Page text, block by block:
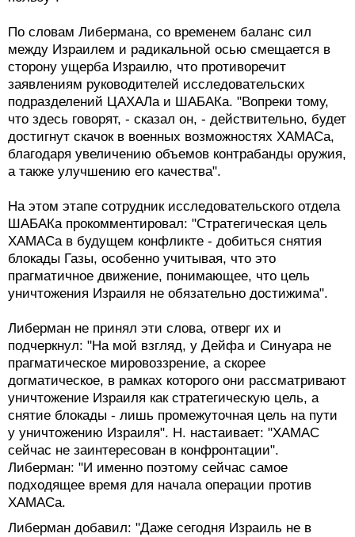
По словам Либермана, со временем баланс сил
между Израилем и радикальной осью смещается в
сторону ущерба Израилю, что противоречит
заявлениям руководителей исследовательских
подразделений ЦАХАЛа и ШАБАКа. "Вопреки тому,
что здесь говорят, - сказал он, - действительно, будет
достигнут скачок в военных возможностях ХАМАСа,
благодаря увеличению объемов контрабанды оружия,
а также улучшению его качества".
На этом этапе сотрудник исследовательского отдела
ШАБАКа прокомментировал: "Стратегическая цель
ХАМАСа в будущем конфликте - добиться снятия
блокады Газы, особенно учитывая, что это
прагматичное движение, понимающее, что цель
уничтожения Израиля не обязательно достижима".
Либерман не принял эти слова, отверг их и
подчеркнул: "На мой взгляд, у Дейфа и Синуара не
прагматическое мировоззрение, а скорее
догматическое, в рамках которого они рассматривают
уничтожение Израиля как стратегическую цель, а
снятие блокады - лишь промежуточная цель на пути
у уничтожению Израиля". Н. настаивает: "ХАМАС
сейчас не заинтересован в конфронтации".
Либерман: "И именно поэтому сейчас самое
подходящее время для начала операции против
ХАМАСа.
Либерман добавил: "Даже сегодня Израиль не в